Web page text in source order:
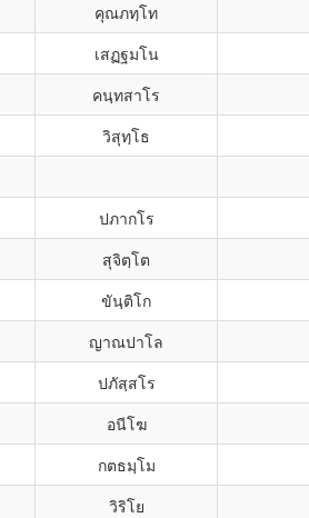
คุณภทฺโท
เสฏฐมโน
คนฺทสาโร
วิสุทฺโธ
ปภากโร
สุจิตฺโต
ขันฺติโก
ญาณปาโล
ปภัสฺสโร
อนีโฆ
กตธมฺโม
วิริโย